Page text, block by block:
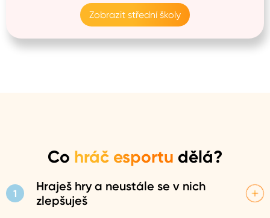
Zobrazit střední školy
Co hráč esportu dělá?
1
Hraješ hry a neustále se v nich
zlepšuješ